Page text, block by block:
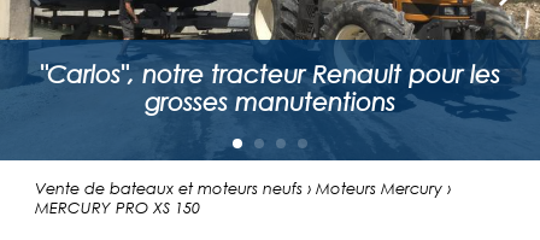
"Carlos", notre tracteur Renault pour les
grosses manutentions
Vente de bateaux et moteurs neufs › Moteurs Mercury ›
MERCURY PRO XS 150